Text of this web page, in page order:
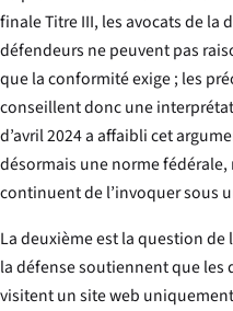
finale Titre III, les avocats de la
défendeurs ne peuvent pas
que la conformité exige ; les
conseillent donc une
d’avril 2024 a affaibli cet
désormais unenorme fédérale,
continuent de l’invoquer sous
La deuxième est la question
la défense soutiennent que les
visitent un site web